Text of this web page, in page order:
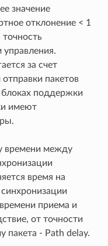
значение
отклонение < 1
управления.
за счет
пакетов
блоках поддержки
имеют
времени между
время на
приема и
от точности
пакета - Path delay.